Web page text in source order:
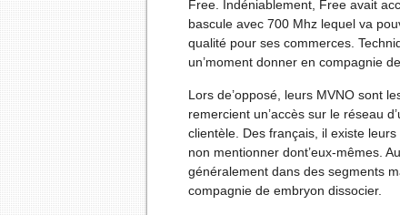
Free. Indéniablement, Free avait
bascule avec 700 Mhz lequel va
qualité pour ses commerces.
un’moment donner en compagnie
Lors de’opposé, leurs MVNO sont
remercient un’accès sur le réseau
clientèle. Des français, il existe
non mentionner dont’eux-mêmes.
généralement dans des segments
compagnie de embryon dissocier.